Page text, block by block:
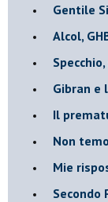
​Gentile
​Alcol,
​Gibran e
​Il
​Non
​Mie
​Secondo